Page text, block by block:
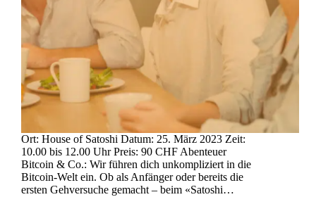
Ort: House of Satoshi Datum: 25. März 2023 Zeit:
10.00 bis 12.00 Uhr Preis: 90 CHF Abenteuer
Bitcoin & Co.: Wir führen dich unkompliziert in die
Bitcoin-Welt ein. Ob als Anfänger oder bereits die
ersten Gehversuche gemacht – beim «Satoshi…